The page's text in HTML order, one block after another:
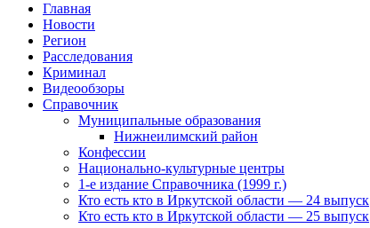
Главная
Новости
Регион
Расследования
Криминал
Видеообзоры
Справочник
Муниципальные образования
Нижнеилимский район
Конфессии
Национально-культурные центры
1-е издание Справочника (1999 г.)
Кто есть кто в Иркутской области — 24 выпуск
Кто есть кто в Иркутской области — 25 выпуск